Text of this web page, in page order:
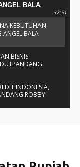
BALA
37:51
KEBUTUHAN
BALA
BISNIS
INDONESIA,
ROBBY